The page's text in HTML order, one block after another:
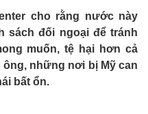
Dự báo thời tiết
Giáo dục
Dấu ấn VOV
Việc làm
Biển đảo
cho rằng nước này
sách đối ngoại để tránh
muốn, tệ hại hơn cả
những nơi bị Mỹ can
bất ổn.